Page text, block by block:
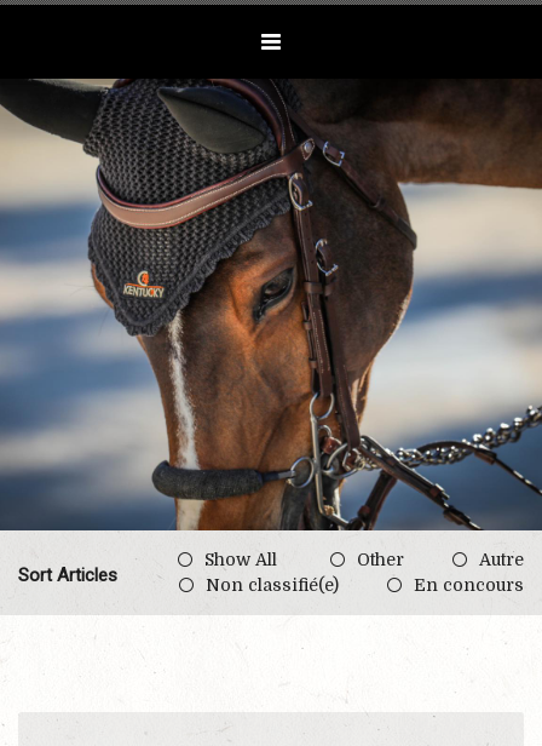
Sort Articles
Show All Other
Autre
Non classifié(e)
En concours